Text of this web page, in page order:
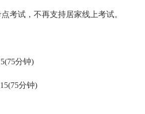
考试，不再支持居家线上考试。
分钟)
分钟)